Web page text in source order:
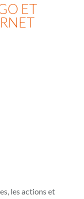
ET
les actions et